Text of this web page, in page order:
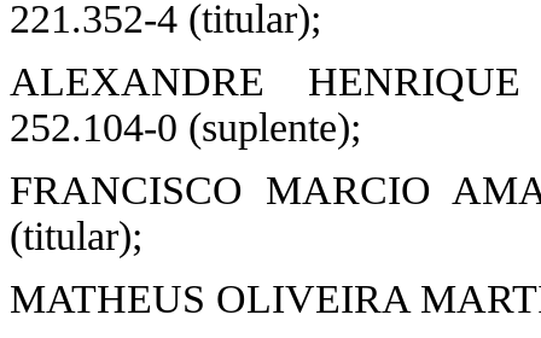
221.352-4 (titular);
ALEXANDRE
252.104-0 (suplente);
FRANCISCO MARCIO
(titular);
MATHEUS OLIVEIRA